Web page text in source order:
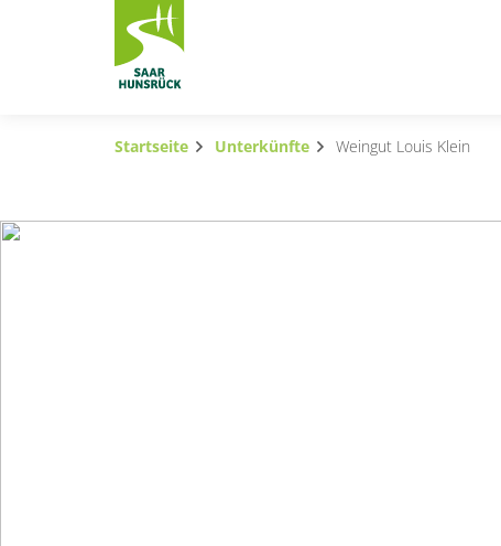
Zum Hauptinhalt springen
Subnavigation umschalten
Startseite Unterkünfte Weingut Louis Klein